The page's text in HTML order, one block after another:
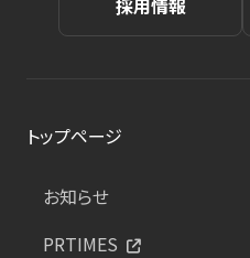
トップページ
お知らせ
PRTIMES